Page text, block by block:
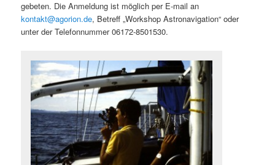
gebeten. Die Anmeldung ist möglich per E-mail an
kontakt@agorion.de, Betreff „Workshop Astronavigation“ oder
unter der Telefonnummer 06172-8501530.